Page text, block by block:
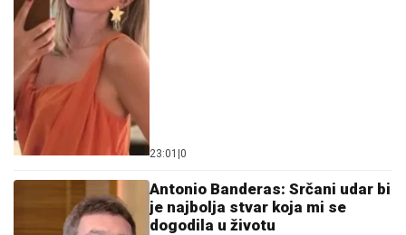
23:01 0
Antonio Banderas: Srčani udar bi
je najbolja stvar koja mi se
dogodila u životu